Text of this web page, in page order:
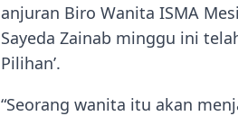
anjuran Biro Wanita ISMA
Sayeda Zainab minggu ini
Pilihan’.
“Seorang wanita itu akan